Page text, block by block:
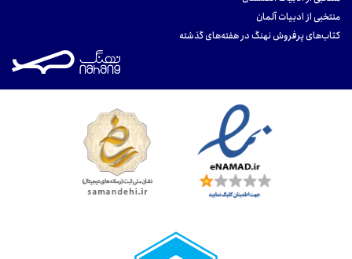
منتخبی از ادبیات آلمان
کتاب‌های پرفروش نهنگ در هفته‌های گذشته